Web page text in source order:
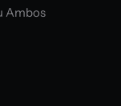
Ambos